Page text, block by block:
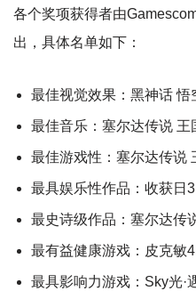
各个奖项获得者由
出，具体名单如下：
最佳视觉效果：黑神话 悟
最佳音乐：塞尔达传说 王
最佳游戏性：塞尔达传说
最具娱乐性作品：收获日3
最史诗级作品：塞尔达传
最有益健康游戏：皮克敏4
最具影响力游戏：Sky光·